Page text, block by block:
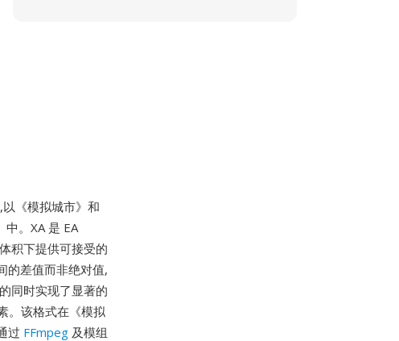
《模拟城市》和
。XA 是 EA
积下提供可接受的
的差值而非绝对值,
同时实现了显著的
。该格式在《模拟
过 FFmpeg 及模组